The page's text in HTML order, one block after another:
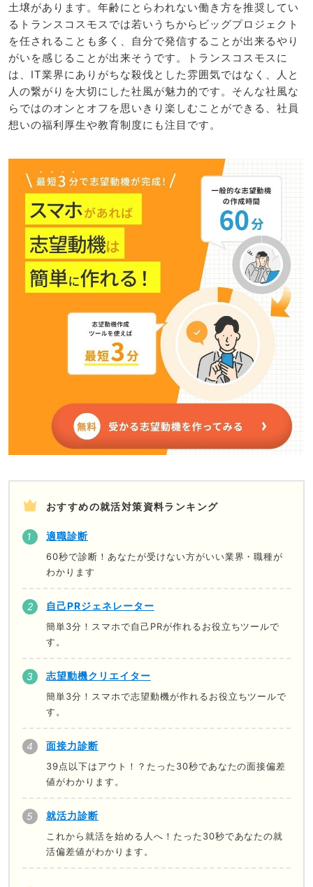
土壌があります。年齢にとらわれない働き方を推奨してい
るトランスコスモスでは若いうちからビッグプロジェクト
を任されることも多く、自分で発信することが出来るやり
がいを感じることが出来そうです。トランスコスモスに
は、IT業界にありがちな殺伐とした雰囲気ではなく、人と
人の繋がりを大切にした社風が魅力的です。そんな社風な
らではのオンとオフを思いきり楽しむことができる、社員
想いの福利厚生や教育制度にも注目です。
おすすめの就活対策資料ランキング
適職診断
60秒で診断！あなたが受けない方がいい業界・職種が
わかります
自己PRジェネレーター
簡単3分！スマホで自己PRが作れるお役立ちツールで
す。
志望動機クリエイター
簡単3分！スマホで志望動機が作れるお役立ちツールで
す。
面接力診断
39点以下はアウト！？たった30秒であなたの面接偏差
値がわかります。
就活力診断
これから就活を始める人へ！たった30秒であなたの就
活偏差値がわかります。